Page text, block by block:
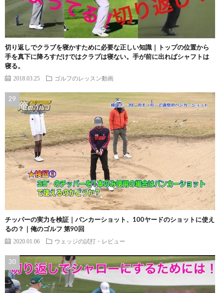
切り返しでクラブを寝かすために必要な正しい知識｜トップの位置から
手を真下に降ろすだけではクラブは寝ない。手が前に出ればシャフトは
寝る。
2018.03.25 ゴルフのレッスン動画
チッパーの実力を検証｜バンカーショット、100ヤードのショットに使え
るの？｜俺のゴルフ 第90回
2020.01.06 ウェッジの試打・レビュー